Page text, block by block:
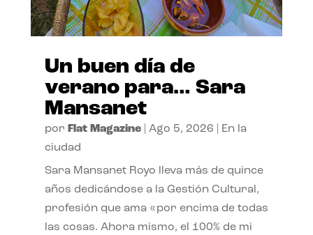
Un buen día de
verano para… Sara
Mansanet
por Flat Magazine| Ago 5, 2026
En la
ciudad
Sara Mansanet Royo lleva más de quince
años dedicándose a la Gestión Cultural,
profesión que ama «por encima de todas
las cosas. Ahora mismo, el 100% de mi